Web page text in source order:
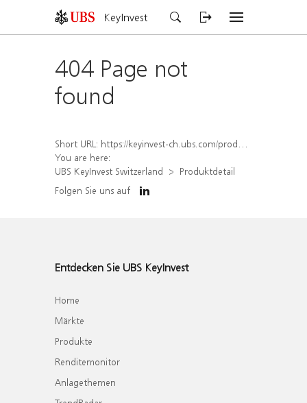
KeyInvest
404 Page not
found
Short URL: https://keyinvest-ch.ubs.com/produkt/detail/index/isin/CH1576890359
You are here:
UBS KeyInvest Switzerland
Produktdetail
Folgen Sie uns auf
Entdecken Sie UBS KeyInvest
Home
Märkte
Produkte
Renditemonitor
Anlagethemen